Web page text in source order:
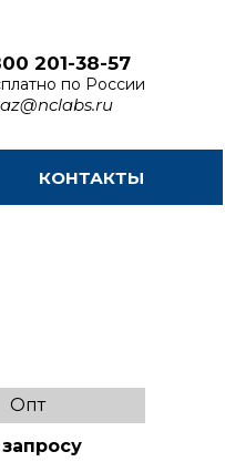
201-38-57
по России
КОНТАКТЫ
Опт